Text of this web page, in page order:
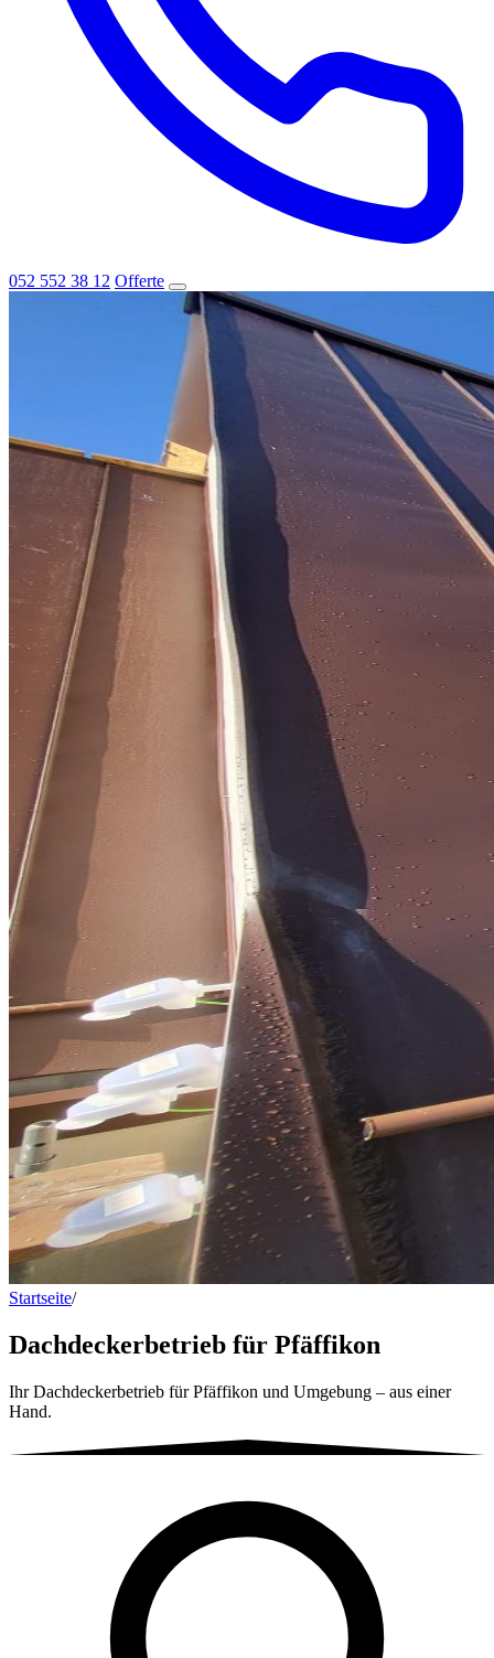
052 552 38 12 Offerte
Startseite/Dachdeckerbetrieb für Pfäffikon
Dachdeckerbetrieb für Pfäffikon
Ihr Dachdeckerbetrieb für Pfäffikon und Umgebung – aus einer
Hand.